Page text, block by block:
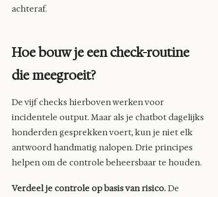
achteraf.
Hoe bouw je een check-routine
die meegroeit?
De vijf checks hierboven werken voor
incidentele output. Maar als je chatbot dagelijks
honderden gesprekken voert, kun je niet elk
antwoord handmatig nalopen. Drie principes
helpen om de controle beheersbaar te houden.
Verdeel je controle op basis van risico.De